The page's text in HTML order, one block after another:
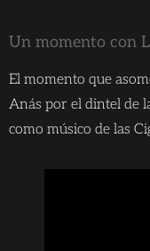
Un momento con
El momento que
Anás por el dintel de
como músico de las